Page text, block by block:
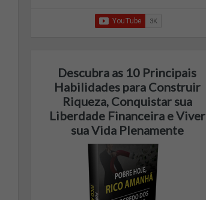
Descubra as 10 Principais
Habilidades para Construir
Riqueza, Conquistar sua
Liberdade Financeira e Viver
sua Vida Plenamente